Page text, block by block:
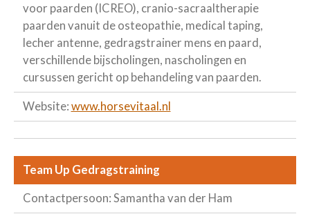
voor paarden (ICREO), cranio-sacraaltherapie
paarden vanuit de osteopathie, medical taping,
lecher antenne, gedragstrainer mens en paard,
verschillende bijscholingen, nascholingen en
cursussen gericht op behandeling van paarden.
Website: www.horsevitaal.nl
Team Up Gedragstraining
Contactpersoon: Samantha van der Ham